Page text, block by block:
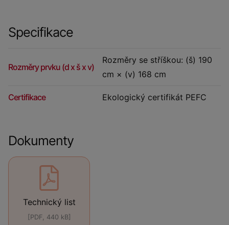
Specifikace
Rozměry prvku (d x š x v)
Rozměry se stříškou: (š) 190
cm × (v) 168 cm
Certifikace Ekologický certifikát PEFC
Dokumenty
Technický list
[PDF, 440 kB]